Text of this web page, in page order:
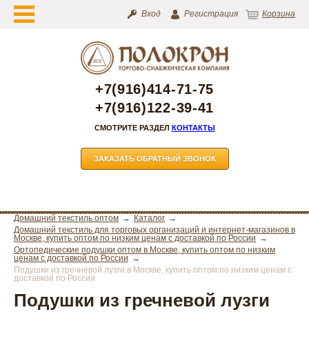
Вход Регистрация Корзина
+7(916)414-71-75
+7(916)122-39-41
СМОТРИТЕ РАЗДЕЛ КОНТАКТЫ
ЗАКАЗАТЬ ОБРАТНЫЙ ЗВОНОК
Домашний текстиль оптом
Каталог
Домашний текстиль для торговых организаций и интернет-магазинов в
Москве, купить оптом по низким ценам с доставкой по России
Ортопедические подушки оптом в Москве, купить оптом по низким
ценам с доставкой по России
Подушки из гречневой лузги в Москве, купить оптом по низким ценам с
доставкой по России
Подушки из гречневой лузги